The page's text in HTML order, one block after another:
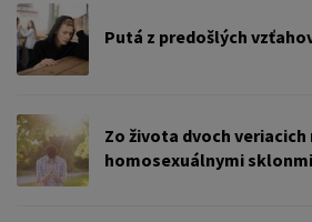
Putá z predošlých
Zo života dvoch veriacich
homosexuálnymi sklonmi